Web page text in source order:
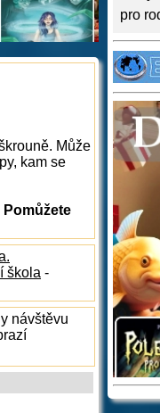
pro
Může
kam se
škola -
návštěvu